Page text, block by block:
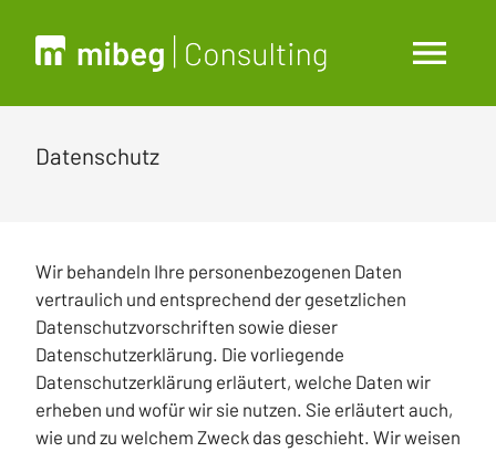
Datenschutz
Wir behandeln Ihre personenbezogenen Daten
vertraulich und entsprechend der gesetzlichen
Datenschutzvorschriften sowie dieser
Datenschutzerklärung. Die vorliegende
Datenschutzerklärung erläutert, welche Daten wir
erheben und wofür wir sie nutzen. Sie erläutert auch,
wie und zu welchem Zweck das geschieht. Wir weisen